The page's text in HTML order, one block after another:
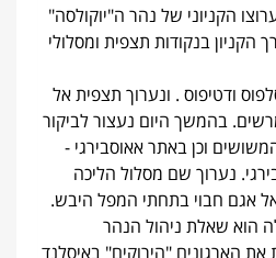
הקניוני של נהר ה"יוקולסה"
הקניון בנקודות תצפית ומסלולי
ודטיפוס . ונערוך תצפית אל
בהמשך היום נעצור לביקור
וכן באתר אאוסבירגי -
נערוך שם מסלול הליכה
אגם חבוי בתחתי המפל היבש.
הוא שאלת ניהול הנהר
הארגונים "הירוקים" באיסלנד